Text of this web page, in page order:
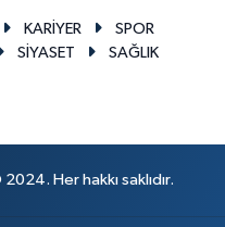
KARİYER
SPOR
SİYASET
SAĞLIK
Her hakkı saklıdır.